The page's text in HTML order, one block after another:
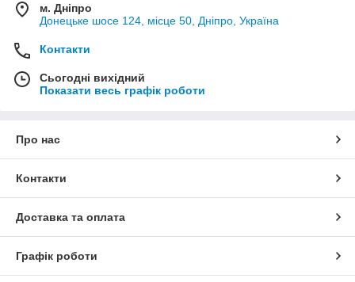
м. Дніпро
Донецьке шосе 124, місце 50, Дніпро, Україна
Контакти
Сьогодні вихідний
Показати весь графік роботи
Про нас
Контакти
Доставка та оплата
Графік роботи